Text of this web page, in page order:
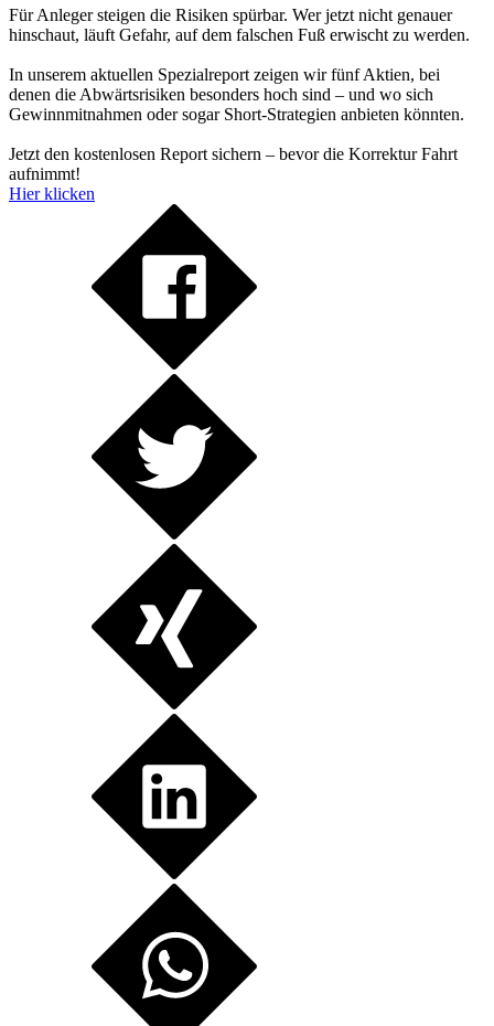
Für Anleger steigen die Risiken spürbar. Wer jetzt nicht genauer
hinschaut, läuft Gefahr, auf dem falschen Fuß erwischt zu werden.
In unserem aktuellen Spezialreport zeigen wir fünf Aktien, bei
denen die Abwärtsrisiken besonders hoch sind – und wo sich
Gewinnmitnahmen oder sogar Short-Strategien anbieten könnten.
Jetzt den kostenlosen Report sichern – bevor die Korrektur Fahrt
aufnimmt!
Hier klicken